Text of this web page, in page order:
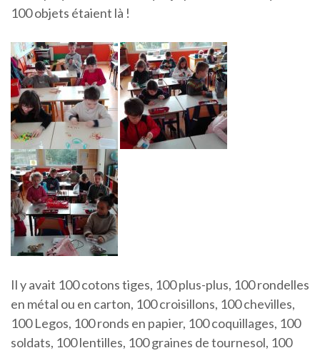
100 objets étaient là !
Il y avait 100 cotons tiges, 100 plus-plus, 100 rondelles
en métal ou en carton, 100 croisillons, 100 chevilles,
100 Legos, 100 ronds en papier, 100 coquillages, 100
soldats, 100 lentilles, 100 graines de tournesol, 100